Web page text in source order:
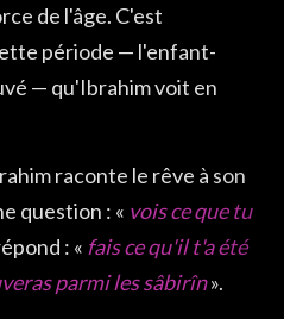
de l'âge. C'est
période — l'enfant-
— qu'Ibrahim voit en
raconte le rêve à son
question : « vois ce que tu
: « fais ce qu'il t'a été
parmi les sâbirîn».